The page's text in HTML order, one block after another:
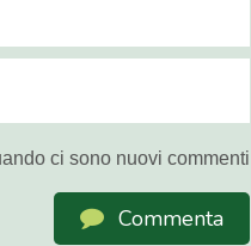
ci sono nuovi commenti
Commenta